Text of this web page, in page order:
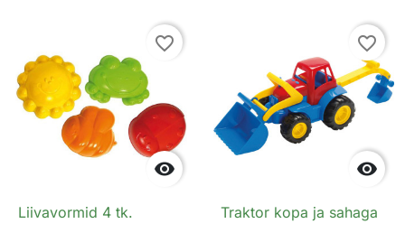

favorite_border
Liivavormid 4 tk.

favorite_border
Traktor kopa ja sahaga